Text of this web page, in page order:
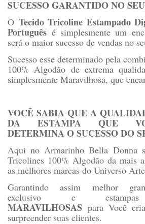
SUCESSO GARANTIDO NO
O Tecido Tricoline Estampado
Português é simplesmente um
será o maior sucesso de vendas no
Sucesso esse determinado pela
100% Algodão de extrema
simplesmente Maravilhosa, que
VOCÊ SABIA QUE A
DA ESTAMPA QUE
DETERMINA O SUCESSO DO
Aqui no Armarinho Bella Donna
Tricolines 100% Algodão da mais
as melhores marcas do Universo
Garantindo assim melhor
exclusivo e estampas
MARAVILHOSAS para Você
surpreender suas clientes.